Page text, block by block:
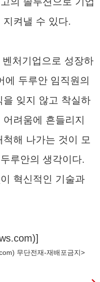
켜낼 수 있다.
벤처기업으로 성장하
에 두루안 임직원의
잊지 않고 착실하
려움에 흔들리지
해 나가는 것이 모
루안의 생각이다.
혁신적인 기술과
)]
) 무단전재-재배포금지>